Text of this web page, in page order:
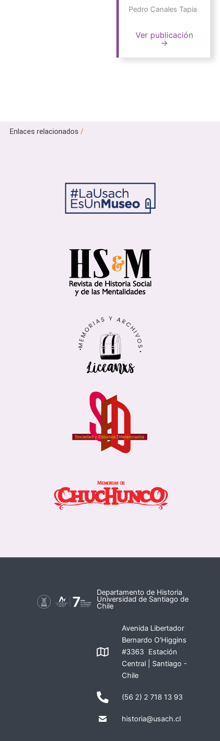
Pedro Canales Tapia
Ver publicación
→
Enlaces relacionados /
Departamento de Historia
Universidad de Santiago de
Chile
Avenida Libertador
Bernardo O'Higgins
#3363 Estación
Central | Santiago -
Chile
(56 2) 2 718 13 93
historia@usach.cl